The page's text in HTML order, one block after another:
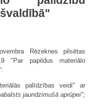
Rēzeknes pilsētas
"Par papildus materiālo
palīdzības veidi" ar
jaundzimušā aprūpei";